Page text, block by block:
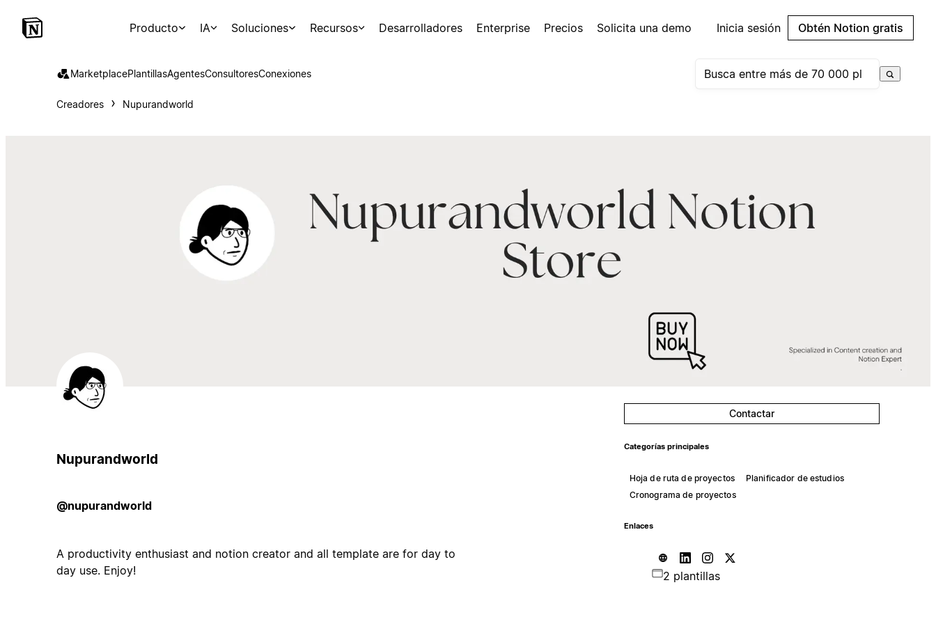
Producto IA Soluciones Recursos Desarrolladores Enterprise Precios Solicita una demo Inicia sesión Obtén Notion gratis
MarketplacePlantillasAgentesConsultoresConexiones
Creadores Nupurandworld
Nupurandworld
@nupurandworld
A productivity enthusiast and notion creator and all template are for day to
day use. Enjoy!
Contactar
Categorías principales
Hoja de ruta de proyectos
Planificador de estudios
Cronograma de proyectos
Enlaces
2 plantillas